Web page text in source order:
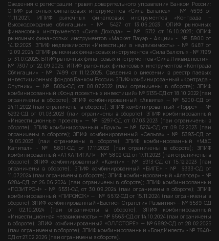
Сведения о регистрации правил доверительного управления Банком России:
ОПИФ рыночных финансовых инструментов «Сила Баланса» — № 4693 от
11.11.2021; ИПИФ рыночных финансовых инструментов «Контрада –
Высокодоходные облигации» - № 5427 от 13.06.2023; ОПИФ рыночных
финансовых инструментов «Сила Дохода» — № 5712 от 16.10.2023; ОПИФ
рыночных финансовых инструментов «Маркет Пауэр - Акции» - № 5900 от
14.12.2023; ЗПИФ недвижимости «Инвестиции в недвижимость» - № 6487 от
12.09.2024; ОПИФ рыночных финансовых инструментов «Сила Валюты» - № 7199
от 31.07.2025; БПИФ рыночных финансовых инструментов «Сила Ликвидности» -
№ 7307 от 22.09.2025; ИПИФ рыночных финансовых инструментов «Контрада
Облигации» - № 7499 от 11.12.2025. Сведения о внесении в реестр паевых
инвестиционных фондов Банком России: ЗПИФ комбинированный «Контрада -
Спутник» — № 5024-СД от 08.07.2022 (паи ограничены в обороте); ЗПИФ
комбинированный «Фонд проектных инвестиций» № 5135-СД от 18.10.2022 (паи
ограничены в обороте); ЗПИФ комбинированный «Аквила» — № 5200-СД от
24.11.2022 (паи ограничены в обороте); ЗПИФ комбинированный «Торре» — №
5292-СД от 01.03.2023 (паи ограничены в обороте); ЗПИФ комбинированный
«Инвестиционные проекты» — № 5297-СД от 07.03.2023 (паи ограничены в
обороте); ЗПИФ комбинированный «Бруко» — № 5274-СД от 09.02.2023 (паи
ограничены в обороте); ЗПИФ комбинированный «Сельва» - № 5393-СД от
19.05.2023 (паи ограничены в обороте); ЗПИФ комбинированный «МАС
Капитал» - № 5801-СД от 17.11.2023 (паи ограничены в обороте); ЗПИФ
комбинированный «А1 КАПИТАЛ» - № 5802-СД от 17.11.2023 (паи ограничены в
обороте); ЗПИФ комбинированный «Кампи» - № 5913-СД от 15.12.2023 (паи
ограничены в обороте); ЗПИФ комбинированный «БИГЕ» - № 6333-СД от
11.07.2024 (паи ограничены в обороте); ЗПИФ комбинированный «Алатфар» - №
6284-СД от 26.06.2024 (паи ограничены в обороте); ЗПИФ комбинированный
«ПОЗИТРОН» - № 6531-СД от 30.09.2024 (паи ограничены в обороте); ЗПИФ
комбинированный «ПИРОЖОК» — № 6672-СД от 15.11.2024 (паи ограничены в
обороте); ЗПИФ комбинированный «Бастион Стратегия Развития» — № 6539-СД
от 02.10.2024 (паи ограничены в обороте); ЗПИФ комбинированный
«Инвестиционная независимость» — № 6563-СД от 14.10.2024 (паи ограничены
в обороте); ЗПИФ комбинированный «ОЛЛСТОРЕ» — №6892-СД от 28.02.2025
(паи ограничены в обороте); ЗПИФ комбинированный «БондИнвест» - № 7640-
СД от 27.02.2026 (паи ограничены в обороте).